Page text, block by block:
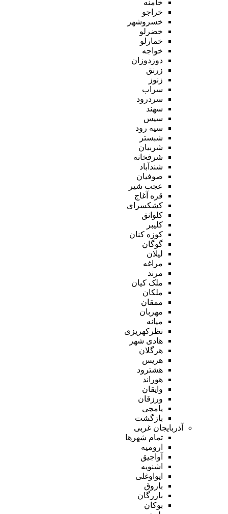
خامنه
خراجو
خسروشهر
خضرلو
خمارلو
خواجه
دوزدوزان
زرنق
زنوز
سراب
سردرود
سهند
سیس
سیه رود
شبستر
شربیان
شرفخانه
شندآباد
صوفیان
عجب شیر
قره آغاج
کشکسرای
کلوانق
کلیبر
کوزه کنان
گوگان
لیلان
مراغه
مرند
ملک کیان
ملکان
ممقان
مهربان
میانه
نظرکهریزی
هادی شهر
هرگلان
هریس
هشترود
هوراند
وایقان
ورزقان
یامچی
بازگشت
آذربایجان غربی
تمام شهر‌ها
ارومیه
آواجیق
اشنویه
ایواوغلی
باروق
بازرگان
بوکان